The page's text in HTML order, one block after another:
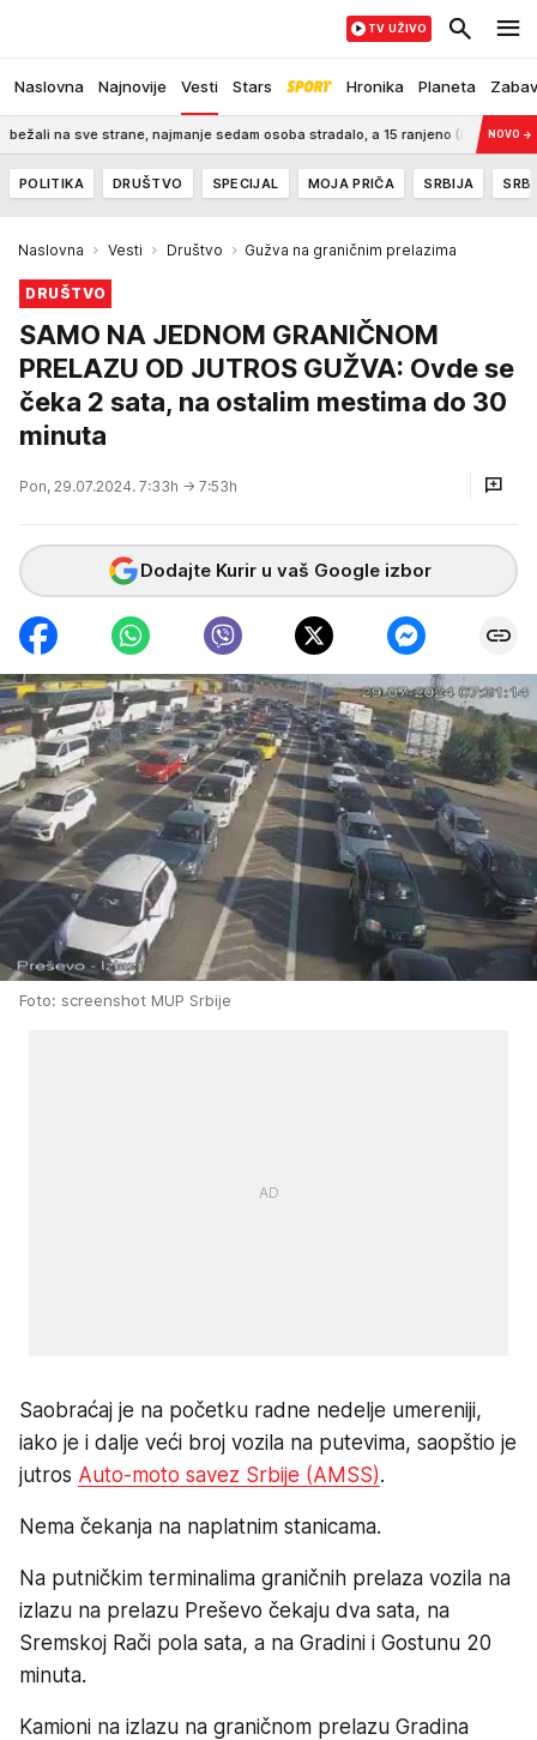
Naslovna Najnovije Vesti Stars Hronika Planeta
TV UŽIVO
na sve strane, najmanje sedam osoba stradalo, a 15 ranjeno (FOTO) 7:30
NOVO →
POLITIKA DRUŠTVO SPECIJAL MOJA PRIČA SRBIJA
Naslovna Vesti Društvo Gužva na graničnim prelazima
DRUŠTVO
SAMO NA JEDNOM GRANIČNOM
PRELAZU OD JUTROS GUŽVA: Ovde se
čeka 2 sata, na ostalim mestima do 30
minuta
Pon, 29.07.2024. 7:33h → 7:53h
Dodajte Kurir u vaš Google izbor
Foto: screenshot MUP Srbije
Saobraćaj je na početku radne nedelje umereniji,
iako je i dalje veći broj vozila na putevima, saopštio je
jutros Auto-moto savez Srbije (AMSS).
Nema čekanja na naplatnim stanicama.
Na putničkim terminalima graničnih prelaza vozila na
izlazu na prelazu Preševo čekaju dva sata, na
Sremskoj Rači pola sata, a na Gradini i Gostunu 20
minuta.
Kamioni na izlazu na graničnom prelazu Gradina